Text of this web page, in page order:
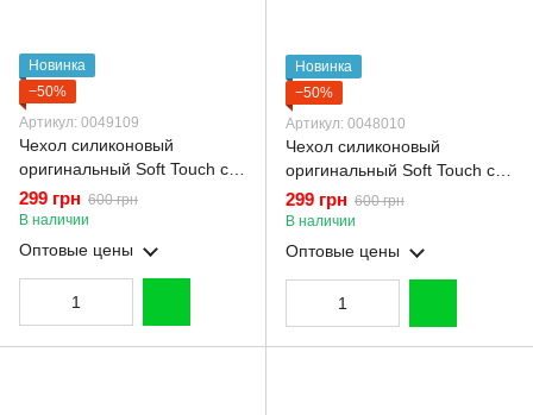
Новинка
−50%
Артикул: 0049109
Чехол силиконовый
оригинальный Soft Touch с
3D принтом смешного теда
мишки для Xiaomi Redmi
Note 9s темно-зеленый
(Полная защита камеры)
299 грн 600 грн
В наличии
Оптовые цены
Новинка
−50%
Артикул: 0048010
Чехол силиконовый
оригинальный Soft Touch с
3D принтом мема сибу для
Xiaomi Redmi Note 9s темно-
зеленый (Полная защита
299 грн 600 грн
В наличии
Оптовые цены